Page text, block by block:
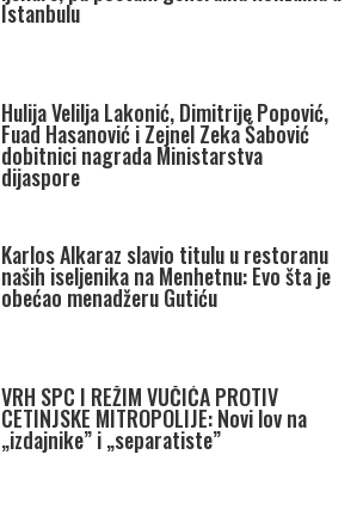
Istanbulu
Hulija Velilja Lakonić, Dimitrije Popović,
Fuad Hasanović i Zejnel Zeka Šabović
dobitnici nagrada Ministarstva
dijaspore
Karlos Alkaraz slavio titulu u restoranu
naših iseljenika na Menhetnu: Evo šta je
obećao menadžeru Gutiću
VRH SPC I REŽIM VUČIĆA PROTIV
CETINJSKE MITROPOLIJE: Novi lov na
„izdajnike” i „separatiste”